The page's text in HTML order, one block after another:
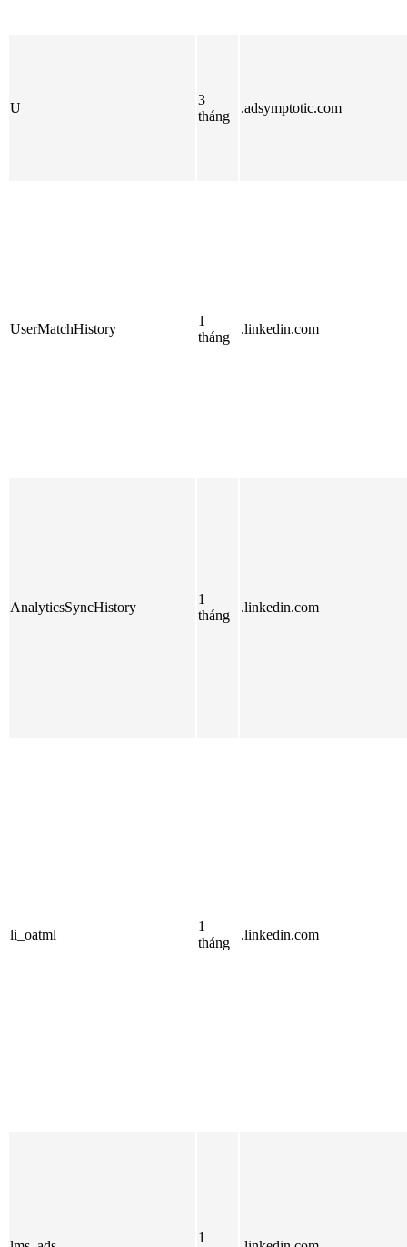
U
3
tháng
.adsymptotic.com
UserMatchHistory
1
tháng
.linkedin.com
AnalyticsSyncHistory
1
tháng
.linkedin.com
li_oatml
1
tháng
.linkedin.com
1